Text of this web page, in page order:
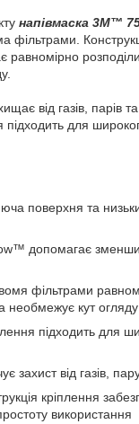
напівмаска 3M™
фільтрами.
равномірно
від газів, парів
підходить для
поверхня та
допомагає
фільтрами
необмежує кут огляду
підходить для
захист від газів,
кріплення
використання